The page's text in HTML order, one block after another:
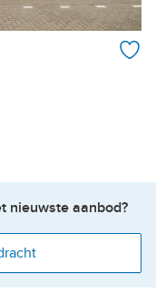
nieuwste aanbod?